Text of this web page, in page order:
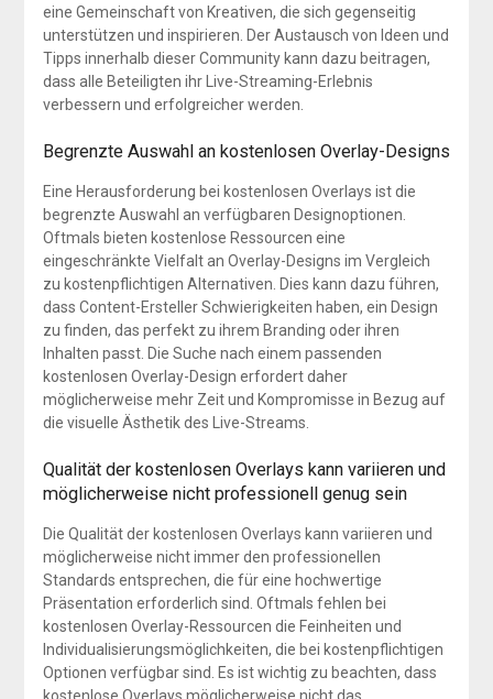
eine Gemeinschaft von Kreativen, die sich gegenseitig
unterstützen und inspirieren. Der Austausch von Ideen und
Tipps innerhalb dieser Community kann dazu beitragen,
dass alle Beteiligten ihr Live-Streaming-Erlebnis
verbessern und erfolgreicher werden.
Begrenzte Auswahl an kostenlosen Overlay-Designs
Eine Herausforderung bei kostenlosen Overlays ist die
begrenzte Auswahl an verfügbaren Designoptionen.
Oftmals bieten kostenlose Ressourcen eine
eingeschränkte Vielfalt an Overlay-Designs im Vergleich
zu kostenpflichtigen Alternativen. Dies kann dazu führen,
dass Content-Ersteller Schwierigkeiten haben, ein Design
zu finden, das perfekt zu ihrem Branding oder ihren
Inhalten passt. Die Suche nach einem passenden
kostenlosen Overlay-Design erfordert daher
möglicherweise mehr Zeit und Kompromisse in Bezug auf
die visuelle Ästhetik des Live-Streams.
Qualität der kostenlosen Overlays kann variieren und
möglicherweise nicht professionell genug sein
Die Qualität der kostenlosen Overlays kann variieren und
möglicherweise nicht immer den professionellen
Standards entsprechen, die für eine hochwertige
Präsentation erforderlich sind. Oftmals fehlen bei
kostenlosen Overlay-Ressourcen die Feinheiten und
Individualisierungsmöglichkeiten, die bei kostenpflichtigen
Optionen verfügbar sind. Es ist wichtig zu beachten, dass